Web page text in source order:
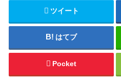
ツイート
はてブ
Pocket